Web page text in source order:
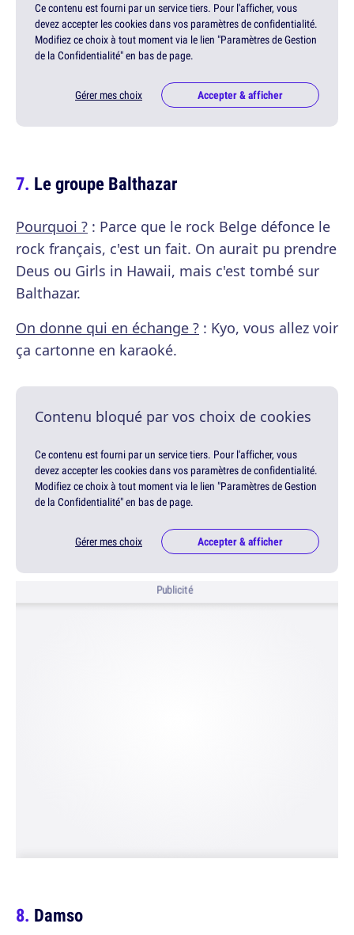
Ce contenu est fourni par un service tiers. Pour l'afficher, vous
devez accepter les cookies dans vos paramètres de confidentialité.
Modifiez ce choix à tout moment via le lien "Paramètres de Gestion
de la Confidentialité" en bas de page.
Gérer mes choix Accepter & afficher
Le groupe Balthazar
Pourquoi ? : Parce que le rock Belge défonce le
rock français, c'est un fait. On aurait pu prendre
Deus ou Girls in Hawaii, mais c'est tombé sur
Balthazar.
On donne qui en échange ? : Kyo, vous allez voir
ça cartonne en karaoké.
Contenu bloqué par vos choix de cookies
Ce contenu est fourni par un service tiers. Pour l'afficher, vous
devez accepter les cookies dans vos paramètres de confidentialité.
Modifiez ce choix à tout moment via le lien "Paramètres de Gestion
de la Confidentialité" en bas de page.
Gérer mes choix Accepter & afficher
Publicité
Damso